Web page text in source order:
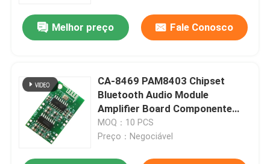
Início
Sobre Nós
Visita à Fábrica
Melhor preço Fale Conosco
CA-8469 PAM8403 Chipset
Bluetooth Audio Module
Amplifier Board Componente
eletrônico
MOQ：10 PCS
Preço：Negociável